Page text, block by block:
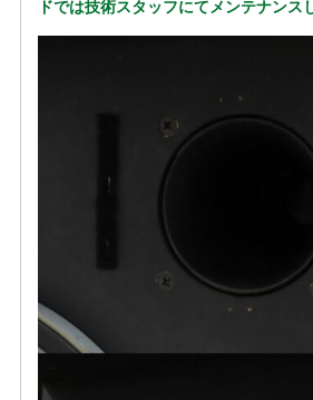
ドでは技術スタッフにてメンテナンス